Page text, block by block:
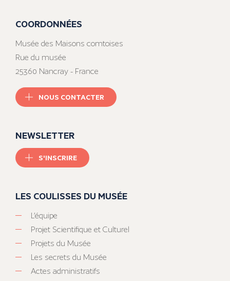
COORDONNÉES
Musée des Maisons comtoises
Rue du musée
25360 Nancray - France
NOUS CONTACTER
NEWSLETTER
S'INSCRIRE
LES COULISSES DU MUSÉE
L’équipe
Projet Scientifique et Culturel
Projets du Musée
Les secrets du Musée
Actes administratifs